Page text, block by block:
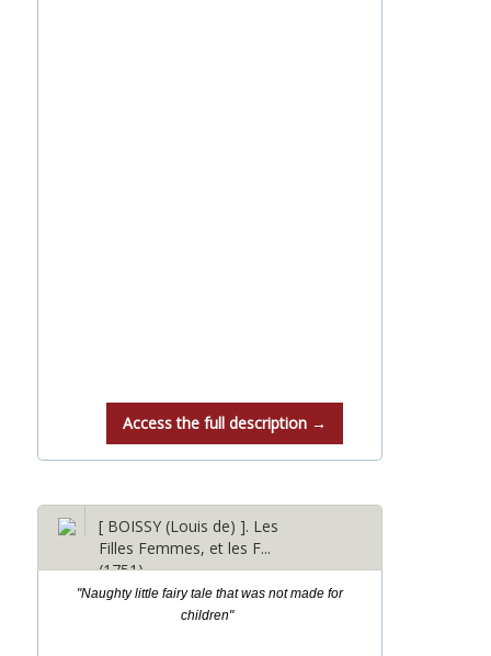
Access the full description →
[ BOISSY (Louis de) ]. Les
Filles Femmes, et les F...
(1751)
"Naughty little fairy tale that was not made for
children"